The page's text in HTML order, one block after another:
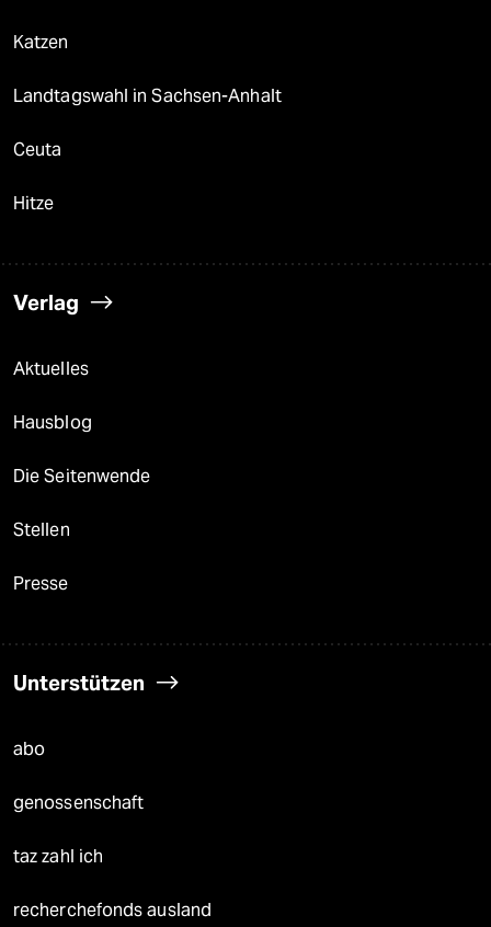
Katzen
Landtagswahl in Sachsen-Anhalt
Ceuta
Hitze
Verlag
Aktuelles
Hausblog
Die Seitenwende
Stellen
Presse
Unterstützen
abo
genossenschaft
taz zahl ich
recherchefonds ausland